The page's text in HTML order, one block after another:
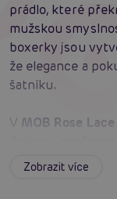
prádlo, které
mužskou
boxerky jsou
že elegance a
šatníku.
V MOB Rose
pečlivě ušitý
Zobrazit více